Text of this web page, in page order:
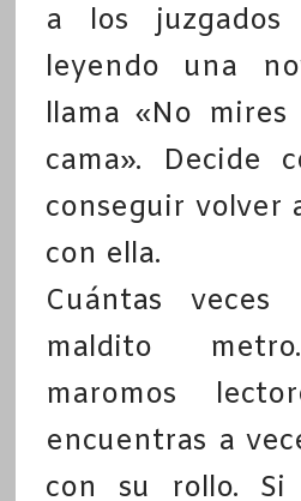
a los
leyendo una
llama «No
cama». Decide
conseguir volver
con ella.
Cuántas veces
maldito
maromos
encuentras a
con su rollo. Si